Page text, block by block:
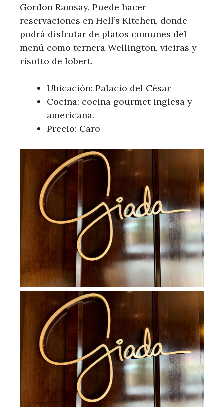
Gordon Ramsay. Puede hacer
reservaciones en Hell’s Kitchen, donde
podrá disfrutar de platos comunes del
menú como ternera Wellington, vieiras y
risotto de lobert.
Ubicación: Palacio del César
Cocina: cocina gourmet inglesa y
americana.
Precio: Caro